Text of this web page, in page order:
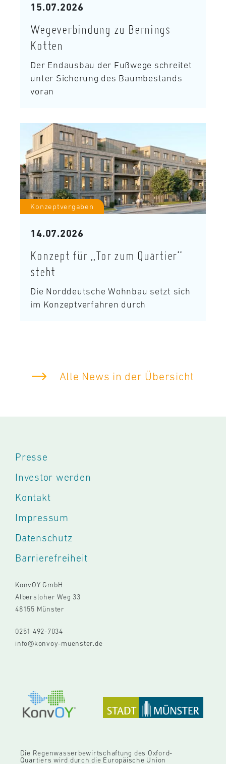
15.07.2026
Wegeverbindung zu Bernings
Kotten
Der Endausbau der Fußwege schreitet
unter Sicherung des Baumbestands
voran
Konzeptvergaben
14.07.2026
Konzept für „Tor zum Quartier“
steht
Die Norddeutsche Wohnbau setzt sich
im Konzeptverfahren durch
Alle News in der Übersicht
Presse
Investor werden
Kontakt
Impressum
Datenschutz
Barrierefreiheit
KonvOY GmbH
Albersloher Weg 33
48155 Münster
0251 492-7034
info@konvoy-muenster.de
Die Regenwasserbewirtschaftung des Oxford-
Quartiers wird durch die Europäische Union